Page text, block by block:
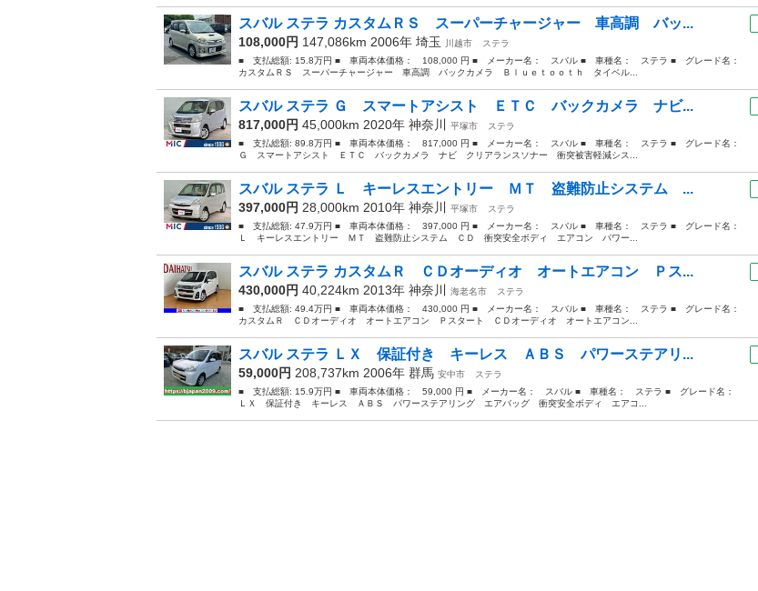
スバル ステラ カスタムＲＳ スーパーチャージャー 車高調 バッ...
108,000円 147,086km 2006年 埼玉 川越市
ステラ
■ 支払総額: 15.8万円 ■ 車両本体価格： 108,000 円 ■ メーカー名： スバル ■ 車種名： ステラ ■ グレード名：
カスタムＲＳ スーパーチャージャー 車高調 バックカメラ Ｂｌｕｅｔｏｏｔｈ タイベル...
スバル ステラ Ｇ スマートアシスト ＥＴＣ バックカメラ ナビ...
817,000円 45,000km 2020年 神奈川 平塚市
ステラ
■ 支払総額: 89.8万円 ■ 車両本体価格： 817,000 円 ■ メーカー名： スバル ■ 車種名： ステラ ■ グレード名：
Ｇ スマートアシスト ＥＴＣ バックカメラ ナビ クリアランスソナー 衝突被害軽減シス...
スバル ステラ Ｌ キーレスエントリー ＭＴ 盗難防止システム ...
397,000円 28,000km 2010年 神奈川 平塚市
ステラ
■ 支払総額: 47.9万円 ■ 車両本体価格： 397,000 円 ■ メーカー名： スバル ■ 車種名： ステラ ■ グレード名：
Ｌ キーレスエントリー ＭＴ 盗難防止システム ＣＤ 衝突安全ボディ エアコン パワー...
スバル ステラ カスタムＲ ＣＤオーディオ オートエアコン Ｐス...
430,000円 40,224km 2013年 神奈川 海老名市
ステラ
■ 支払総額: 49.4万円 ■ 車両本体価格： 430,000 円 ■ メーカー名： スバル ■ 車種名： ステラ ■ グレード名：
カスタムＲ ＣＤオーディオ オートエアコン Ｐスタート ＣＤオーディオ オートエアコン...
スバル ステラ ＬＸ 保証付き キーレス ＡＢＳ パワーステアリ...
59,000円 208,737km 2006年 群馬 安中市
ステラ
■ 支払総額: 15.9万円 ■ 車両本体価格： 59,000 円 ■ メーカー名： スバル ■ 車種名： ステラ ■ グレード名：
ＬＸ 保証付き キーレス ＡＢＳ パワーステアリング エアバッグ 衝突安全ボディ エアコ...